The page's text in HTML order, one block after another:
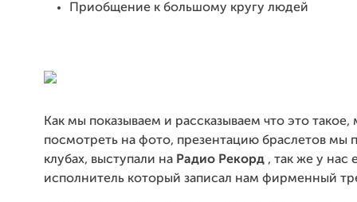
Приобщение к большому кругу людей
Как мы показываем и рассказываем что это
посмотреть на фото, презентацию браслетов мы
клубах, выступали на Радио Рекорд , так же у нас
исполнитель который записал нам фирменный